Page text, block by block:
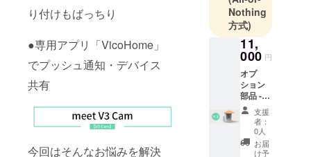
り付けもばっちり
●専用アプリ「VicoHome」
でプッシュ通知・デバイス
共有
今回はそんなお悩みを解決
活をもたら
すのは我々
の長久の目
標です。
弊社の主な
製品範囲
は：電子製
品（スマホ
Nothing
方式)
11,
000 円
オプ
ション
部品 -
バード
フィー
ダー×1
※ソー
ラーパ
支援
者：
0人
お届
け予